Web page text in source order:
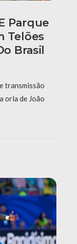
Parque
Telões
Brasil
transmissão
orla de João